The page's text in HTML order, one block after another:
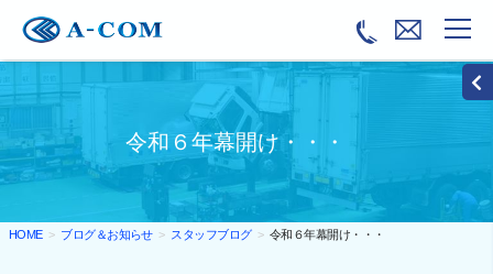
令和６年幕開け・・・
HOME ブログ＆お知らせ スタッフブログ 令和６年幕開け・・・